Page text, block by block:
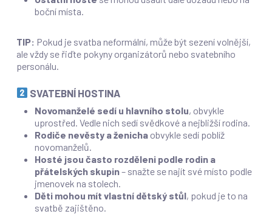
boční místa.
TIP: Pokud je svatba neformální, může být sezení volnější,
ale vždy se řiďte pokyny organizátorů nebo svatebního
personálu.
SVATEBNÍ HOSTINA
Novomanželé sedí u hlavního stolu, obvykle
uprostřed. Vedle nich sedí svědkové a nejbližší rodina.
Rodiče nevěsty a ženichaobvykle sedí poblíž
novomanželů.
Hosté jsou často rozděleni podle rodin a
přátelských skupin– snažte se najít své místo podle
jmenovek na stolech.
Děti mohou mít vlastní dětský stůl, pokud je to na
svatbě zajištěno.